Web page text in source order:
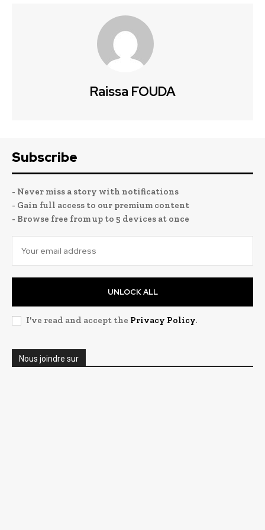
Raissa FOUDA
Subscribe
- Never miss a story with notifications
- Gain full access to our premium content
- Browse free from up to 5 devices at once
UNLOCK ALL
I've read and accept the Privacy Policy.
Nous joindre sur